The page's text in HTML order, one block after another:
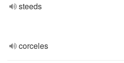
steeds
corceles